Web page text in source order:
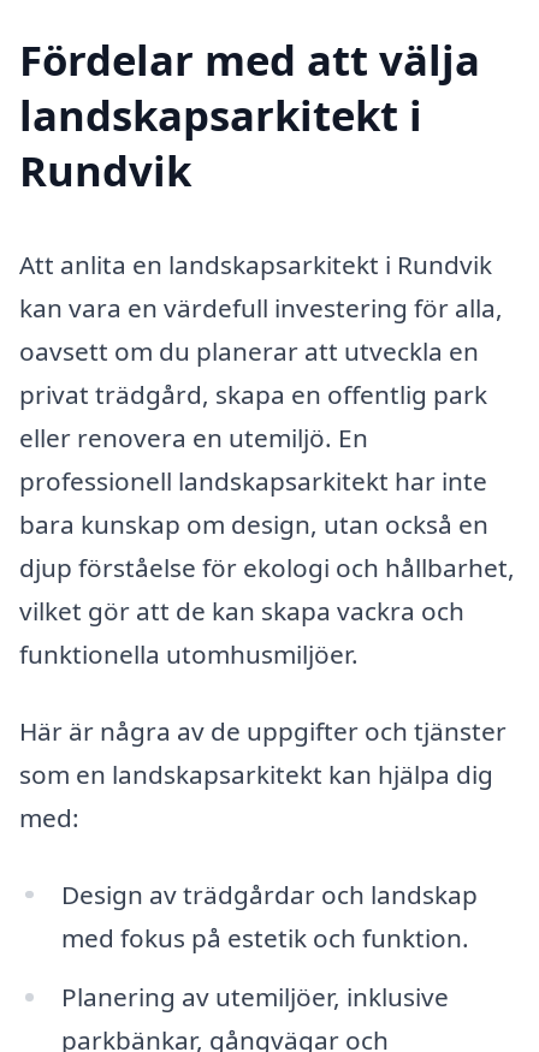
Fördelar med att välja
landskapsarkitekt i
Rundvik
Att anlita en landskapsarkitekt i Rundvik
kan vara en värdefull investering för alla,
oavsett om du planerar att utveckla en
privat trädgård, skapa en offentlig park
eller renovera en utemiljö. En
professionell landskapsarkitekt har inte
bara kunskap om design, utan också en
djup förståelse för ekologi och hållbarhet,
vilket gör att de kan skapa vackra och
funktionella utomhusmiljöer.
Här är några av de uppgifter och tjänster
som en landskapsarkitekt kan hjälpa dig
med:
Design av trädgårdar och landskap
med fokus på estetik och funktion.
Planering av utemiljöer, inklusive
parkbänkar, gångvägar och